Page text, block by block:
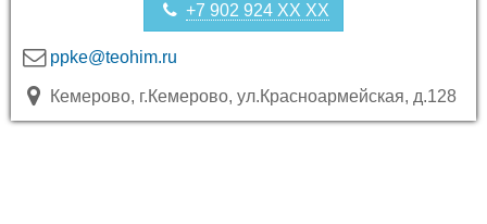
+7 902 924 XX XX
ppke@teohim.ru
Кемерово, г.Кемерово, ул.Красноармейская, д.128